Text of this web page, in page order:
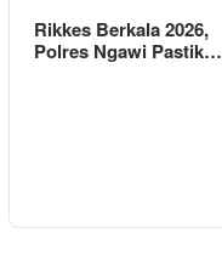
Rikkes Berkala 2026,
Polres Ngawi Pastik…